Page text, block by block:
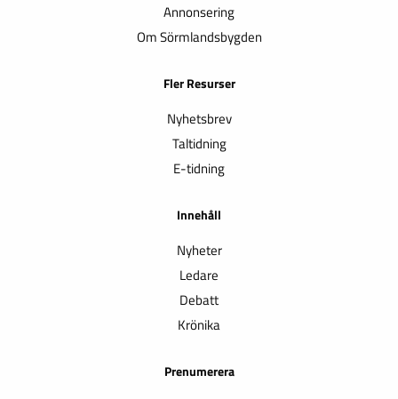
Annonsering
Om Sörmlandsbygden
Fler Resurser
Nyhetsbrev
Taltidning
E-tidning
Innehåll
Nyheter
Ledare
Debatt
Krönika
Prenumerera